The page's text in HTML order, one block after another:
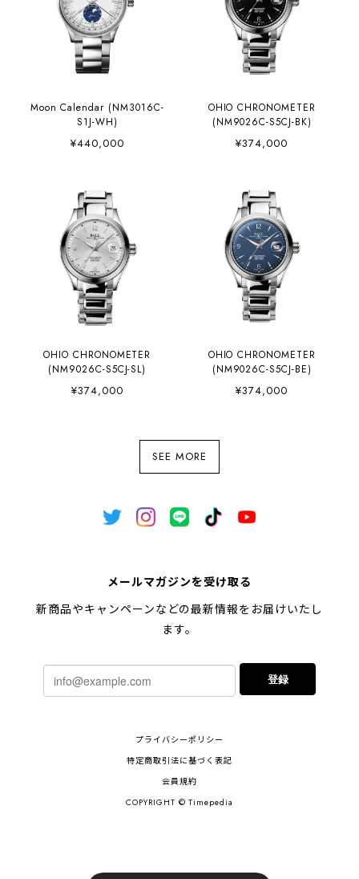
Moon Calendar (NM3016C-
S1J-WH)
¥440,000
OHIO CHRONOMETER
(NM9026C-S5CJ-BK)
¥374,000
OHIO CHRONOMETER
(NM9026C-S5CJ-SL)
¥374,000
OHIO CHRONOMETER
(NM9026C-S5CJ-BE)
¥374,000
SEE MORE
メールマガジンを受け取る
新商品やキャンペーンなどの最新情報をお届けいたし
ます。
登録
プライバシーポリシー
特定商取引法に基づく表記
会員規約
COPYRIGHT © Timepedia